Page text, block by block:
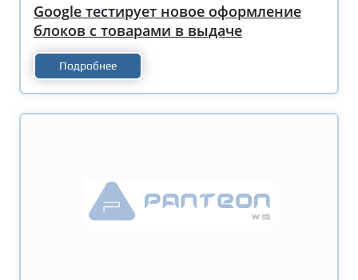
Google тестирует новое оформление
блоков с товарами в выдаче
Подробнее